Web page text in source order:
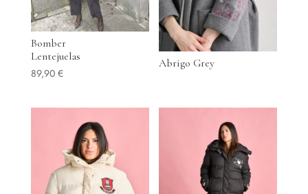
Bomber
Lentejuelas
89,90 €
Abrigo Grey